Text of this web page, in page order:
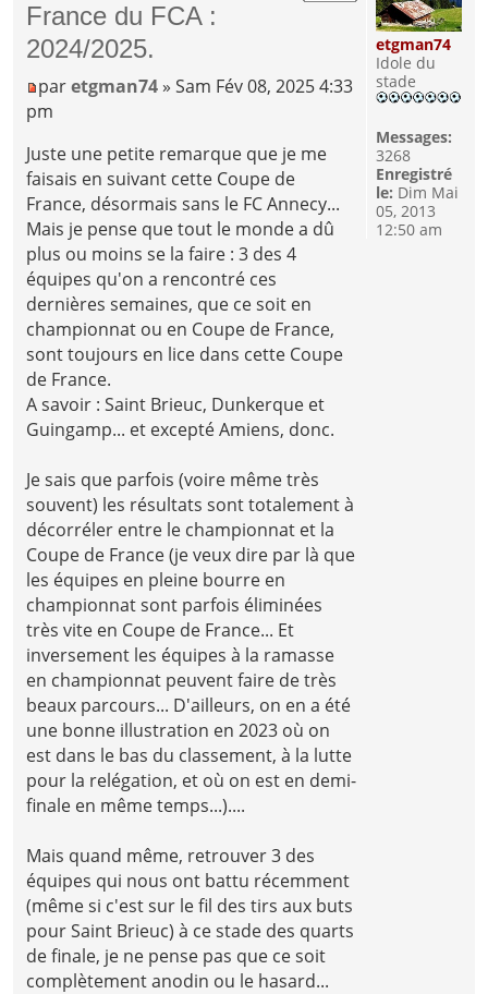
France du FCA :
2024/2025.
paretgman74 » Sam Fév 08, 2025 4:33
pm
Juste une petite remarque que je me
faisais en suivant cette Coupe de
France, désormais sans le FC Annecy...
Mais je pense que tout le monde a dû
plus ou moins se la faire : 3 des 4
équipes qu'on a rencontré ces
dernières semaines, que ce soit en
championnat ou en Coupe de France,
sont toujours en lice dans cette Coupe
de France.
A savoir : Saint Brieuc, Dunkerque et
Guingamp... et excepté Amiens, donc.
Je sais que parfois (voire même très
souvent) les résultats sont totalement à
décorréler entre le championnat et la
Coupe de France (je veux dire par là que
les équipes en pleine bourre en
championnat sont parfois éliminées
très vite en Coupe de France... Et
inversement les équipes à la ramasse
en championnat peuvent faire de très
beaux parcours... D'ailleurs, on en a été
une bonne illustration en 2023 où on
est dans le bas du classement, à la lutte
pour la relégation, et où on est en demi-
finale en même temps...)....
Mais quand même, retrouver 3 des
équipes qui nous ont battu récemment
(même si c'est sur le fil des tirs aux buts
pour Saint Brieuc) à ce stade des quarts
de finale, je ne pense pas que ce soit
complètement anodin ou le hasard...
etgman74
Idole du
stade
Messages:
3268
Enregistré
le: Dim Mai
05, 2013
12:50 am